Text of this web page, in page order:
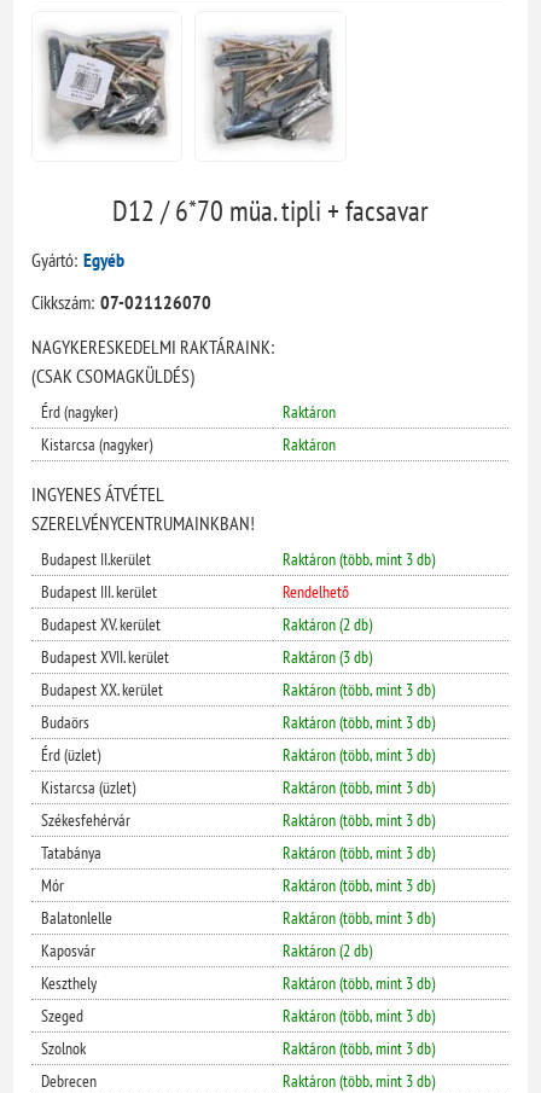
D12 / 6*70 müa. tipli + facsavar
Gyártó: Egyéb
Cikkszám: 07-021126070
NAGYKERESKEDELMI RAKTÁRAINK:
(CSAK CSOMAGKÜLDÉS)
Érd (nagyker)
Raktáron
Kistarcsa (nagyker)
Raktáron
INGYENES ÁTVÉTEL
SZERELVÉNYCENTRUMAINKBAN!
Budapest II.kerület
Raktáron (több, mint 3 db)
Budapest III. kerület
Rendelhető
Budapest XV. kerület
Raktáron (2 db)
Budapest XVII. kerület
Raktáron (3 db)
Budapest XX. kerület
Raktáron (több, mint 3 db)
Budaörs
Raktáron (több, mint 3 db)
Érd (üzlet)
Raktáron (több, mint 3 db)
Kistarcsa (üzlet)
Raktáron (több, mint 3 db)
Székesfehérvár
Raktáron (több, mint 3 db)
Tatabánya
Raktáron (több, mint 3 db)
Mór
Raktáron (több, mint 3 db)
Balatonlelle
Raktáron (több, mint 3 db)
Kaposvár
Raktáron (2 db)
Keszthely
Raktáron (több, mint 3 db)
Szeged
Raktáron (több, mint 3 db)
Szolnok
Raktáron (több, mint 3 db)
Debrecen
Raktáron (több, mint 3 db)